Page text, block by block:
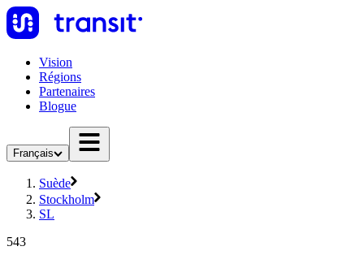
Vision
Régions
Partenaires
Blogue
Français
Suède
Stockholm
SL
543